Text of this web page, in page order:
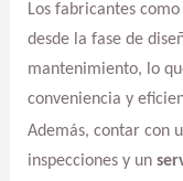
Los fabricantes
desde la fase de
mantenimiento, lo
conveniencia y
Además, contar con
inspecciones y un